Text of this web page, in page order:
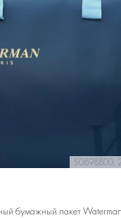
S0898800,
бумажный пакет Waterman